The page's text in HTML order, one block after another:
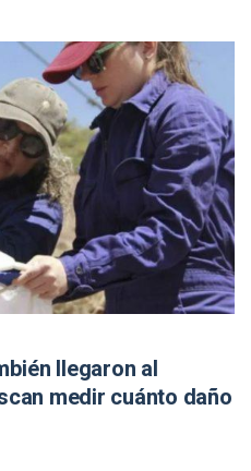
llegaron al
medir cuánto daño